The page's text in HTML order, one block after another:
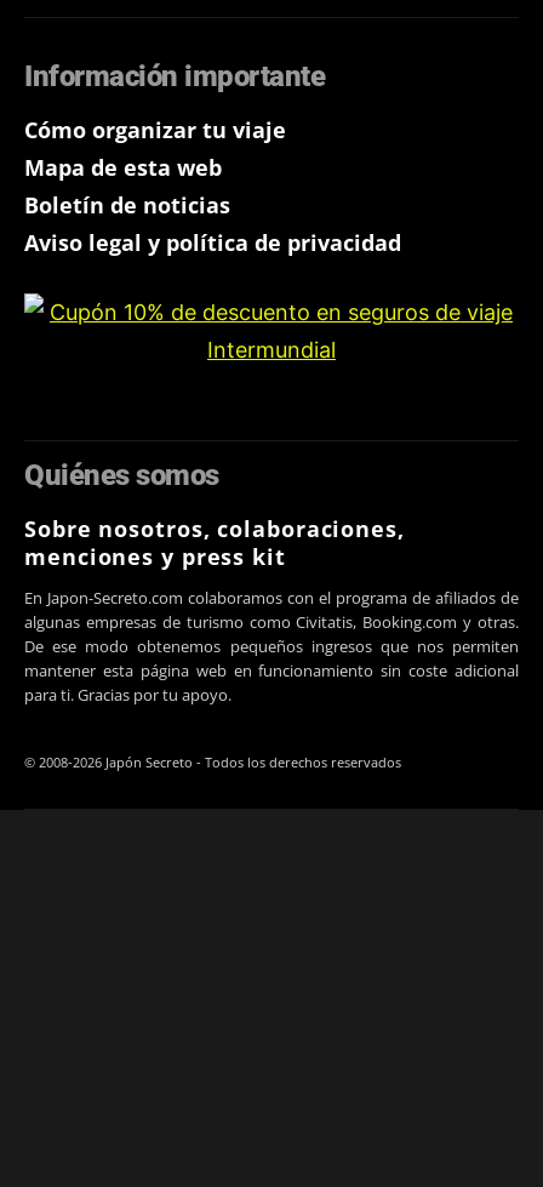
Información importante
Cómo organizar tu viaje
Mapa de esta web
Boletín de noticias
Aviso legal y política de privacidad
Quiénes somos
Sobre nosotros, colaboraciones,
menciones y press kit
En Japon-Secreto.com colaboramos con el programa de afiliados de
algunas empresas de turismo como Civitatis, Booking.com y otras.
De ese modo obtenemos pequeños ingresos que nos permiten
mantener esta página web en funcionamiento sin coste adicional
para ti. Gracias por tu apoyo.
© 2008-2026 Japón Secreto - Todos los derechos reservados